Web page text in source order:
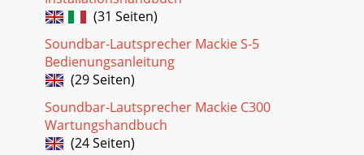
Owner’s Manual7Owner’s ManualDaisy-Chaining Multiple
Thump LoudspeakersHookup Diagrams
continued...1402VLZ4 MixerTo next
ThumploudspeakerinputTo next
Seite 19 - Limited Warranty
Thump12 • Thump15 Powered Loudspeakers8Thump12 •
Thump15 Powered Loudspeakers Large Club
SystemHookup Diagrams continued...Here’s how to set up a
(31 Seiten)
Soundbar-Lautsprecher Mackie S-5
Bedienungsanleitung
(29 Seiten)
Soundbar-Lautsprecher Mackie C300
Wartungshandbuch
(24 Seiten)